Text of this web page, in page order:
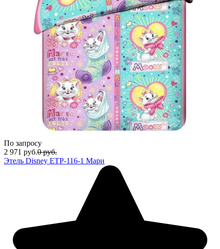
По запросу
2 971 руб.0 руб.
Этель Disney ETP-116-1 Мари